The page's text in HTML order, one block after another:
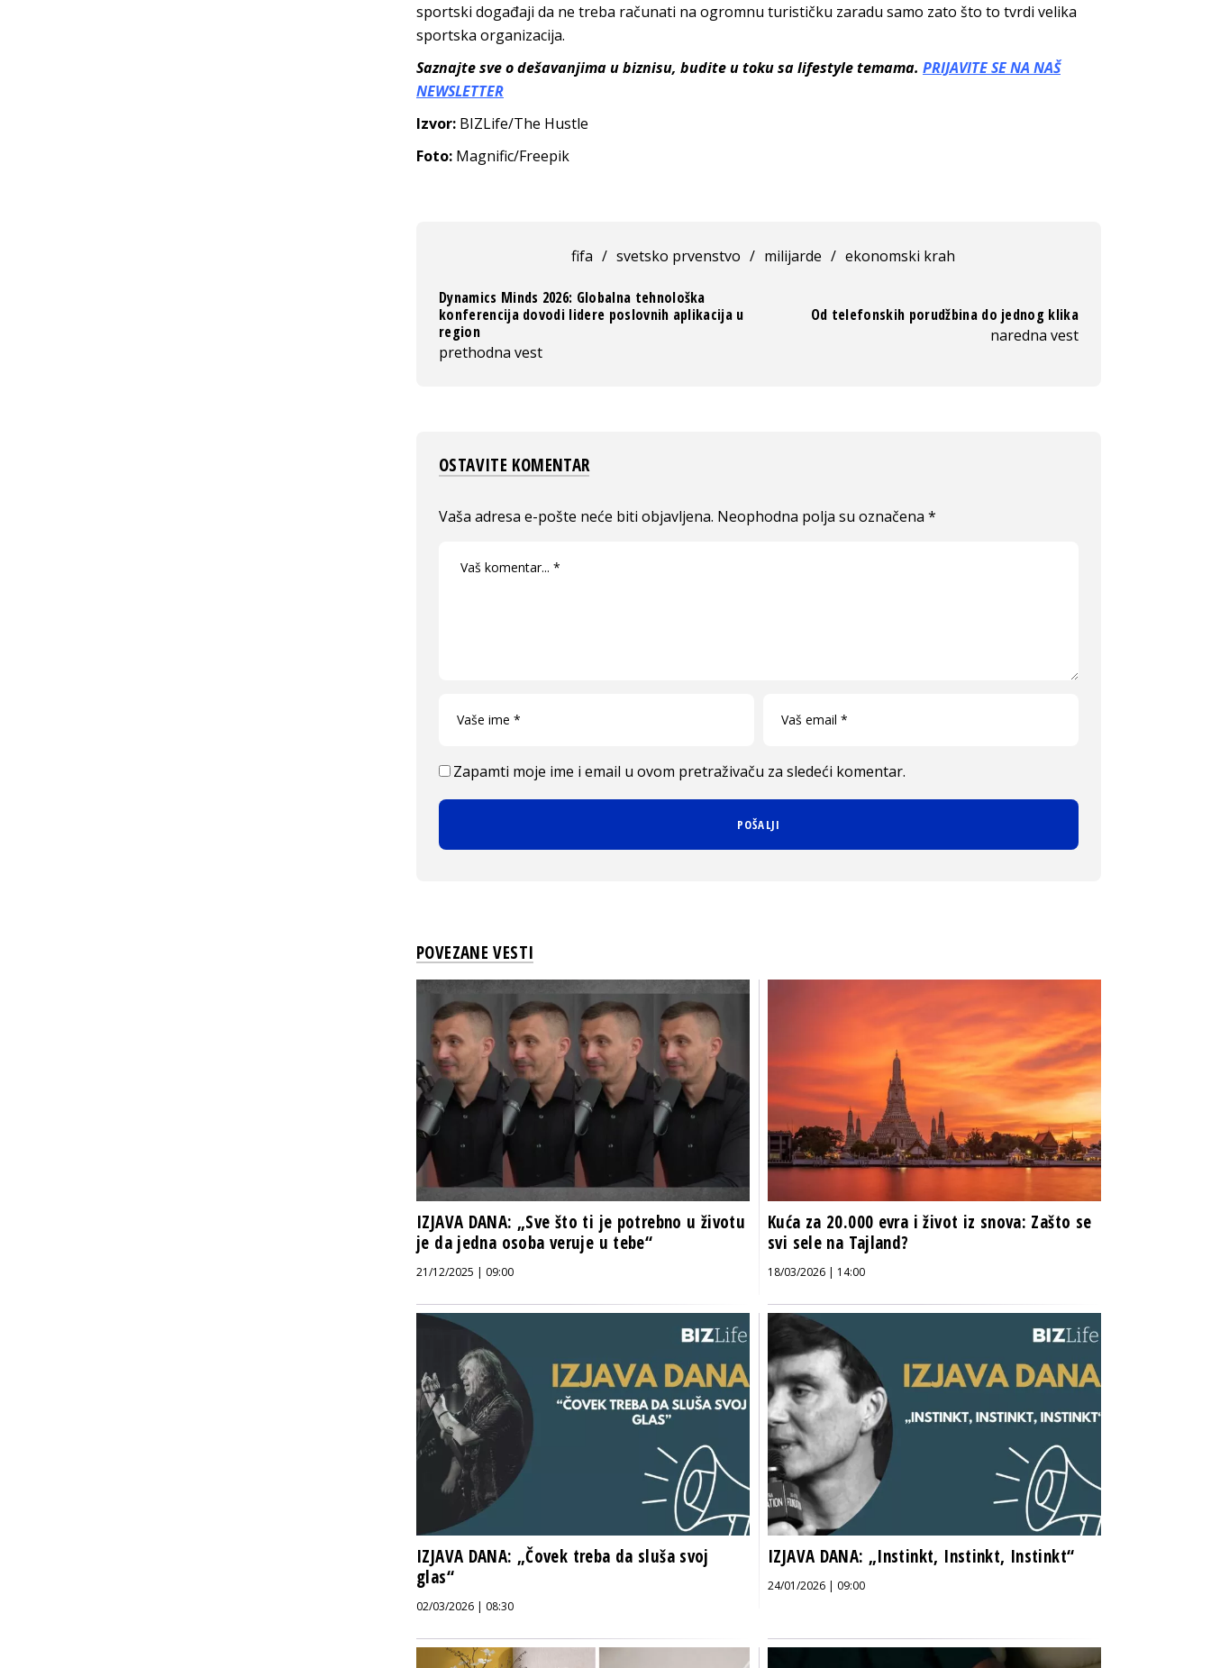
sportski događaji da ne treba računati na ogromnu turističku zaradu samo zato što to tvrdi velika
sportska organizacija.
Saznajte sve o dešavanjima u biznisu, budite u toku sa lifestyle temama. PRIJAVITE SE NA NAŠ
NEWSLETTER
Izvor: BIZLife/The Hustle
Foto: Magnific/Freepik
fifa / svetsko prvenstvo / milijarde / ekonomski krah
Dynamics Minds 2026: Globalna tehnološka
konferencija dovodi lidere poslovnih aplikacija u
region
prethodna vest
Od telefonskih porudžbina do jednog klika
naredna vest
OSTAVITE KOMENTAR
Vaša adresa e-pošte neće biti objavljena. Neophodna polja su označena *
Zapamti moje ime i email u ovom pretraživaču za sledeći komentar.
POVEZANE VESTI
IZJAVA DANA: „Sve što ti je potrebno u životu
je da jedna osoba veruje u tebe“
21/12/2025 | 09:00
Kuća za 20.000 evra i život iz snova: Zašto se
svi sele na Tajland?
18/03/2026 | 14:00
IZJAVA DANA: „Čovek treba da sluša svoj
glas“
02/03/2026 | 08:30
IZJAVA DANA: „Instinkt, Instinkt, Instinkt“
24/01/2026 | 09:00